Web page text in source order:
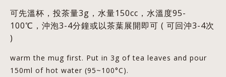
可先溫杯，投茶量3g，水量150cc，水溫度95-
100℃，沖泡3-4分鐘或以茶葉展開即可 ( 可回沖3-4次
)
warm the mug first. Put in 3g of tea leaves and pour
150ml of hot water (95~100°C).